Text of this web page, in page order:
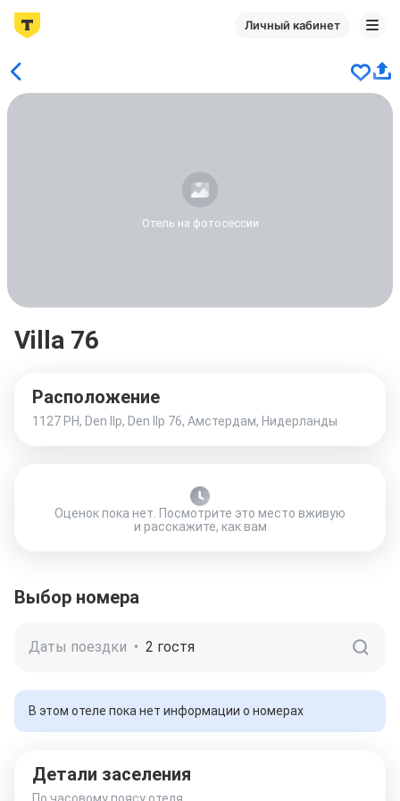
Личный кабинет
Отель на фотосессии
Villa 76
Расположение
1127 PH, Den Ilp, Den Ilp 76, Амстердам, Нидерланды
Оценок пока нет. Посмотрите это место вживую
и расскажите, как вам
Выбор номера
Даты поездки • 2 гостя
В этом отеле пока нет информации о номерах
Детали заселения